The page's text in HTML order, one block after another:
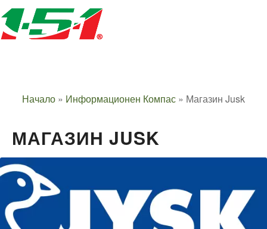
Начало » Информационен Компас » Магазин Jusk
МАГАЗИН JUSK